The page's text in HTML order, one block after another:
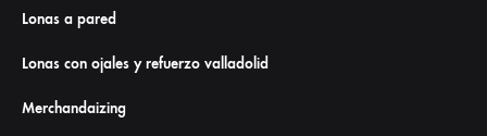
Lonas a pared
Lonas con ojales y refuerzo valladolid
Merchandaizing